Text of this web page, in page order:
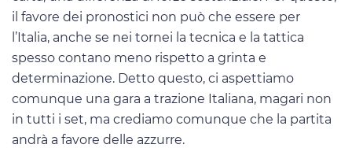
il favore dei pronostici non può che essere per
l’Italia, anche se nei tornei la tecnica e la tattica
spesso contano meno rispetto a grinta e
determinazione. Detto questo, ci aspettiamo
comunque una gara a trazione Italiana, magari non
in tutti i set, ma crediamo comunque che la partita
andrà a favore delle azzurre.